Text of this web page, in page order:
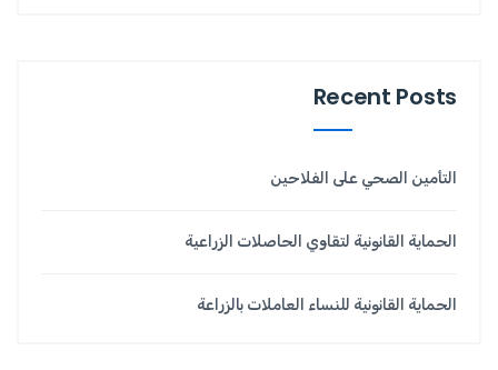
Recent Posts
التأمين الصحي على الفلاحين
الحماية القانونية لتقاوي الحاصلات الزراعية
الحماية القانونية للنساء العاملات بالزراعة